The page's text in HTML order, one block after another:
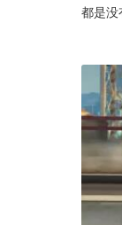
都是没